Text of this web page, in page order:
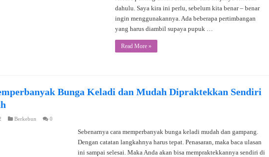
dahulu. Saya kira ini perlu, sebelum kita benar – benar
ingin menggunakannya. Ada beberapa pertimbangan
yang harus diambil supaya pupuk …
Read More »
Bunga Keladi dan Mudah Dipraktekkan Sendiri
Berkebun 0
Sebenarnya cara memperbanyak bunga keladi mudah dan gampang.
Dengan catatan langkahnya harus tepat. Penasaran, maka baca ulasan
ini sampai selesai. Maka Anda akan bisa mempraktekkannya sendiri di